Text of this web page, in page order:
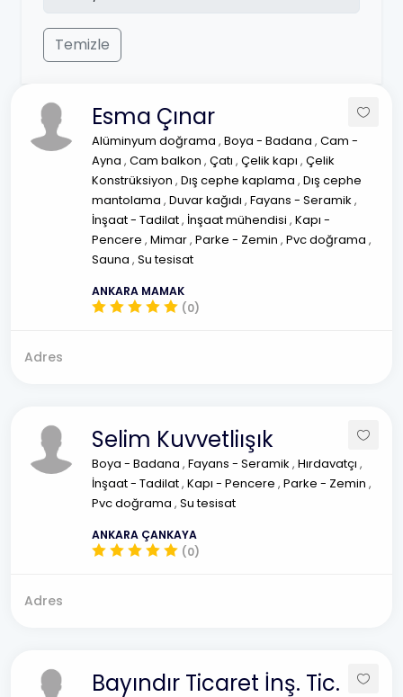
Temizle
Esma Çınar
Alüminyum doğrama , Boya - Badana , Cam -
Ayna , Cam balkon , Çatı , Çelik kapı , Çelik
Konstrüksiyon , Dış cephe kaplama , Dış cephe
mantolama , Duvar kağıdı , Fayans - Seramik ,
İnşaat - Tadilat, İnşaat mühendisi , Kapı -
Pencere , Mimar, Parke - Zemin , Pvc doğrama ,
Sauna , Su tesisat
ANKARA MAMAK
(0)
Adres
Selim Kuvvetliışık
Boya - Badana , Fayans - Seramik , Hırdavatçı ,
İnşaat - Tadilat, Kapı - Pencere , Parke - Zemin ,
Pvc doğrama , Su tesisat
ANKARA ÇANKAYA
(0)
Adres
Bayındır Ticaret İnş. Tic.